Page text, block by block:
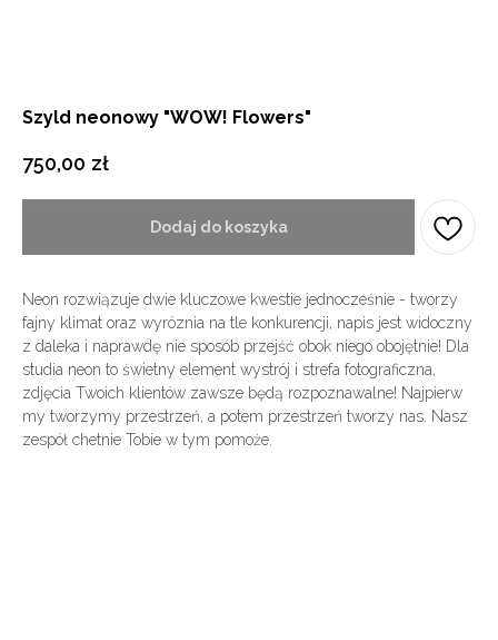
Szyld neonowy "WOW! Flowers"
750,00 zł
Dodaj do koszyka
Neon rozwiązuje dwie kluczowe kwestie jednocześnie - tworzy
fajny klimat oraz wyróznia na tle konkurencji, napis jest widoczny
z daleka i naprawdę nie sposób przejść obok niego obojętnie! Dla
studia neon to świetny element wystrój i strefa fotograficzna,
zdjęcia Twoich klientów zawsze będą rozpoznawalne! Najpierw
my tworzymy przestrzeń, a potem przestrzeń tworzy nas. Nasz
zespół chetnie Tobie w tym pomoże.